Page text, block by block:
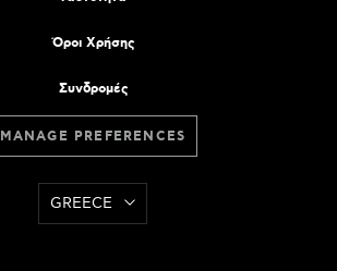
Όροι Χρήσης
Συνδρομές
MANAGE PREFERENCES
GREECE